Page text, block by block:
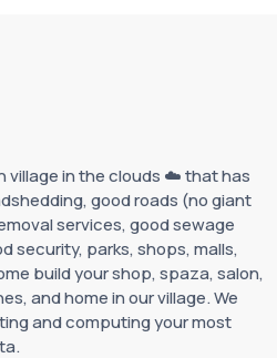
village in the clouds ☁️ that has
good roads (no giant
services, good sewage
security, parks, shops, malls,
build your shop, spaza, salon,
and home in our village. We
and computing your most